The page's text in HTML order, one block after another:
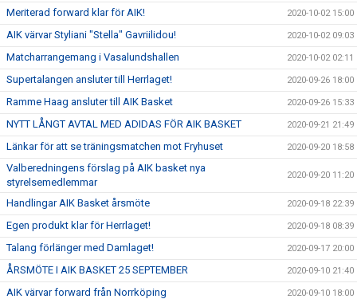
Meriterad forward klar för AIK! 2020-10-02 15:00
AIK värvar Styliani "Stella" Gavriilidou! 2020-10-02 09:03
Matcharrangemang i Vasalundshallen 2020-10-02 02:11
Supertalangen ansluter till Herrlaget! 2020-09-26 18:00
Ramme Haag ansluter till AIK Basket 2020-09-26 15:33
NYTT LÅNGT AVTAL MED ADIDAS FÖR AIK BASKET 2020-09-21 21:49
Länkar för att se träningsmatchen mot Fryhuset 2020-09-20 18:58
Valberedningens förslag på AIK basket nya
styrelsemedlemmar
2020-09-20 11:20
Handlingar AIK Basket årsmöte 2020-09-18 22:39
Egen produkt klar för Herrlaget! 2020-09-18 08:39
Talang förlänger med Damlaget! 2020-09-17 20:00
ÅRSMÖTE I AIK BASKET 25 SEPTEMBER 2020-09-10 21:40
AIK värvar forward från Norrköping 2020-09-10 18:00